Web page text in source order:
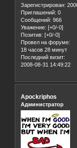
Зарегистрирован:
Приглашений: 0
Сообщений: 966
Уважение: [+0/-0]
Позитив: [+0/-0]
Провел на форуме:
18 часов 28 минут
Последний визит:
2008-08-31 14:49:22
Apockriphos
Администратор